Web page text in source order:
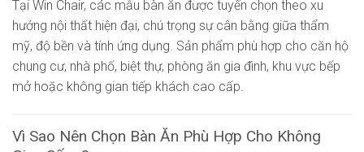
Tại Win Chair, các mẫu bàn ăn được tuyển chọn theo xu
hướng nội thất hiện đại, chú trọng sự cân bằng giữa thẩm
mỹ, độ bền và tính ứng dụng. Sản phẩm phù hợp cho căn hộ
chung cư, nhà phố, biệt thự, phòng ăn gia đình, khu vực bếp
mở hoặc không gian tiếp khách cao cấp.
Vì Sao Nên Chọn Bàn Ăn Phù Hợp Cho Không